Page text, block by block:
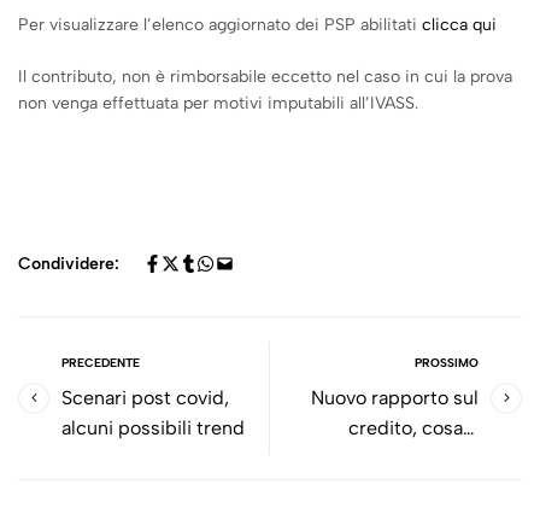
Per visualizzare l’elenco aggiornato dei PSP abilitati clicca qui
Il contributo, non è rimborsabile eccetto nel caso in cui la prova
non venga effettuata per motivi imputabili all’IVASS.
Condividere:
PRECEDENTE
Scenari post covid,
alcuni possibili trend
PROSSIMO
Nuovo rapporto sul
credito, cosa è